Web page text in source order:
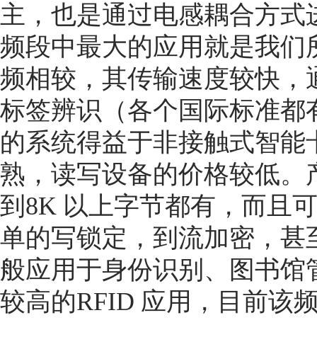
主，也是通过电感耦合方
频段中最大的应用就是我
频相较，其传输速度较快，
标签辨识（各个国际标准
的系统得益于非接触式智
熟，读写设备的价格较低。
到8K 以上字节都有，而且
单的写锁定，到流加密，
般应用于身份识别、图书
较高的RFID 应用，目前该